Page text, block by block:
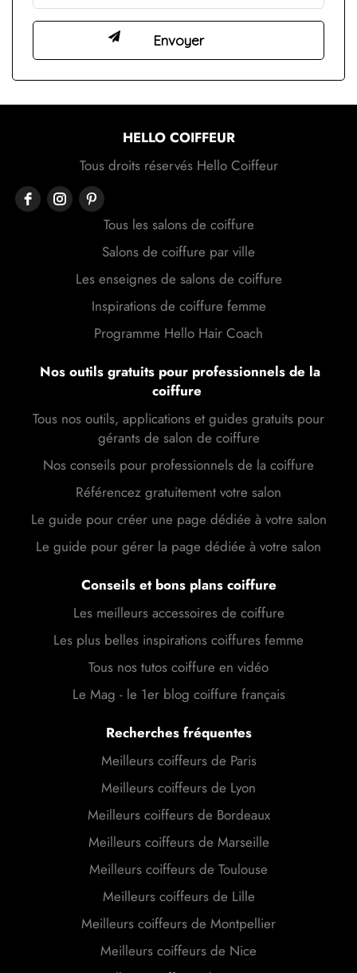
HELLO COIFFEUR
Tous droits réservés Hello Coiffeur
Tous les salons de coiffure
Salons de coiffure par ville
Les enseignes de salons de coiffure
Inspirations de coiffure femme
Programme Hello Hair Coach
Nos outils gratuits pour professionnels de la
coiffure
Tous nos outils, applications et guides gratuits pour
gérants de salon de coiffure
Nos conseils pour professionnels de la coiffure
Référencez gratuitement votre salon
Le guide pour créer une page dédiée à votre salon
Le guide pour gérer la page dédiée à votre salon
Conseils et bons plans coiffure
Les meilleurs accessoires de coiffure
Les plus belles inspirations coiffures femme
Tous nos tutos coiffure en vidéo
Le Mag - le 1er blog coiffure français
Recherches fréquentes
Meilleurs coiffeurs de Paris
Meilleurs coiffeurs de Lyon
Meilleurs coiffeurs de Bordeaux
Meilleurs coiffeurs de Marseille
Meilleurs coiffeurs de Toulouse
Meilleurs coiffeurs de Lille
Meilleurs coiffeurs de Montpellier
Meilleurs coiffeurs de Nice